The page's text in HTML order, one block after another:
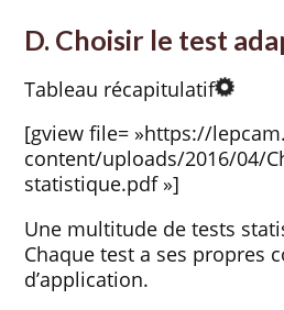
D. Choisir le test
Tableau récapitulatif
[gview file= »https://
content/uploads/2016/04/
statistique.pdf »]
Une multitude de tests
Chaque test a ses propres
d’application.